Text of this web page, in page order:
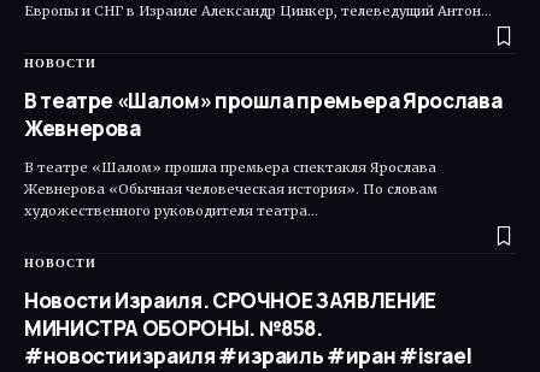
Европы и СНГ в Израиле Александр Цинкер, телеведущий Антон…
НОВОСТИ
В театре «Шалом» прошла премьера Ярослава
Жевнерова
В театре «Шалом» прошла премьера спектакля Ярослава
Жевнерова «Обычная человеческая история». По словам
художественного руководителя театра…
НОВОСТИ
Новости Израиля. СРОЧНОЕ ЗАЯВЛЕНИЕ
МИНИСТРА ОБОРОНЫ. №858.
#новостиизраиля #израиль #иран #israel